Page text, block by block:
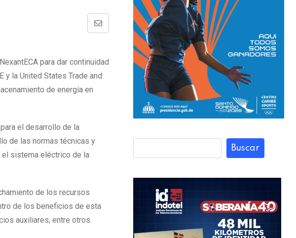
para dar continuidad
la United States Trade and
de energía en
el desarrollo de la
de las normas técnicas y
sistema eléctrico de la
de los recursos
de los beneficios de esta
auxiliares, entre otros.
Buscar